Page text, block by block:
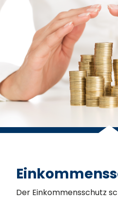
Der Einkommensschutz